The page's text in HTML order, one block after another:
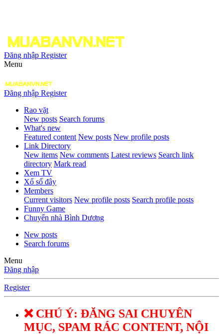
Đăng nhập Register
Menu
Đăng nhập Register
Rao vặt
New posts Search forums
What's new
Featured content New posts New profile posts
Link Directory
New items New comments Latest reviews Search link
directory Mark read
Xem TV
Xổ số đây
Members
Current visitors New profile posts Search profile posts
Funny Game
Chuyển nhà Bình Dương
New posts
Search forums
Menu
Đăng nhập
Register
❌ CHÚ Ý: ĐĂNG SAI CHUYÊN
MỤC, SPAM RÁC CONTENT, NỘI